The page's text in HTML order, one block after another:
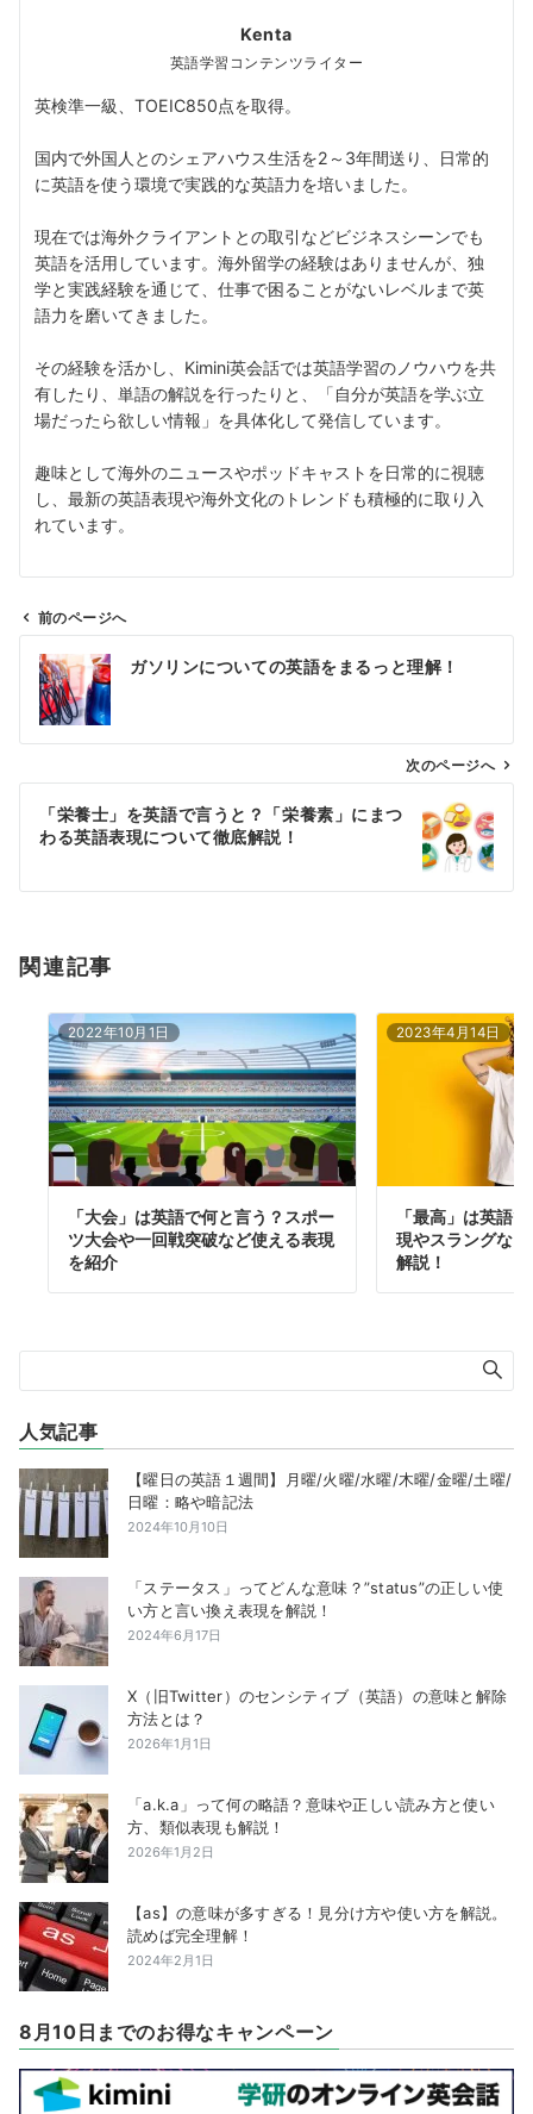
Kenta
英語学習コンテンツライター
英検準一級、TOEIC850点を取得。
国内で外国人とのシェアハウス生活を2～3年間送り、日常的
に英語を使う環境で実践的な英語力を培いました。
現在では海外クライアントとの取引などビジネスシーンでも
英語を活用しています。海外留学の経験はありませんが、独
学と実践経験を通じて、仕事で困ることがないレベルまで英
語力を磨いてきました。
その経験を活かし、Kimini英会話では英語学習のノウハウを共
有したり、単語の解説を行ったりと、「自分が英語を学ぶ立
場だったら欲しい情報」を具体化して発信しています。
趣味として海外のニュースやポッドキャストを日常的に視聴
し、最新の英語表現や海外文化のトレンドも積極的に取り入
れています。
ビ
ン
前のページへ
ガソリンについての英語をまるっと理解！
次のページへ
「栄養士」を英語で言うと？「栄養素」にまつ
わる英語表現について徹底解説！
関連記事
2022年10月1日
「大会」は英語で何と言う？スポー
ツ大会や一回戦突破など使える表現
を紹介
2023年4月14日
「最高」は英語
現やスラングな
解説！
人気記事
【曜日の英語１週間】月曜/火曜/水曜/木曜/金曜/土曜/
日曜：略や暗記法
2024年10月10日
「ステータス」ってどんな意味？”status”の正しい使
い方と言い換え表現を解説！
2024年6月17日
X（旧Twitter）のセンシティブ（英語）の意味と解除
方法とは？
2026年1月1日
「a.k.a」って何の略語？意味や正しい読み方と使い
方、類似表現も解説！
2026年1月2日
【as】の意味が多すぎる！見分け方や使い方を解説。
読めば完全理解！
2024年2月1日
8月10日までのお得なキャンペーン